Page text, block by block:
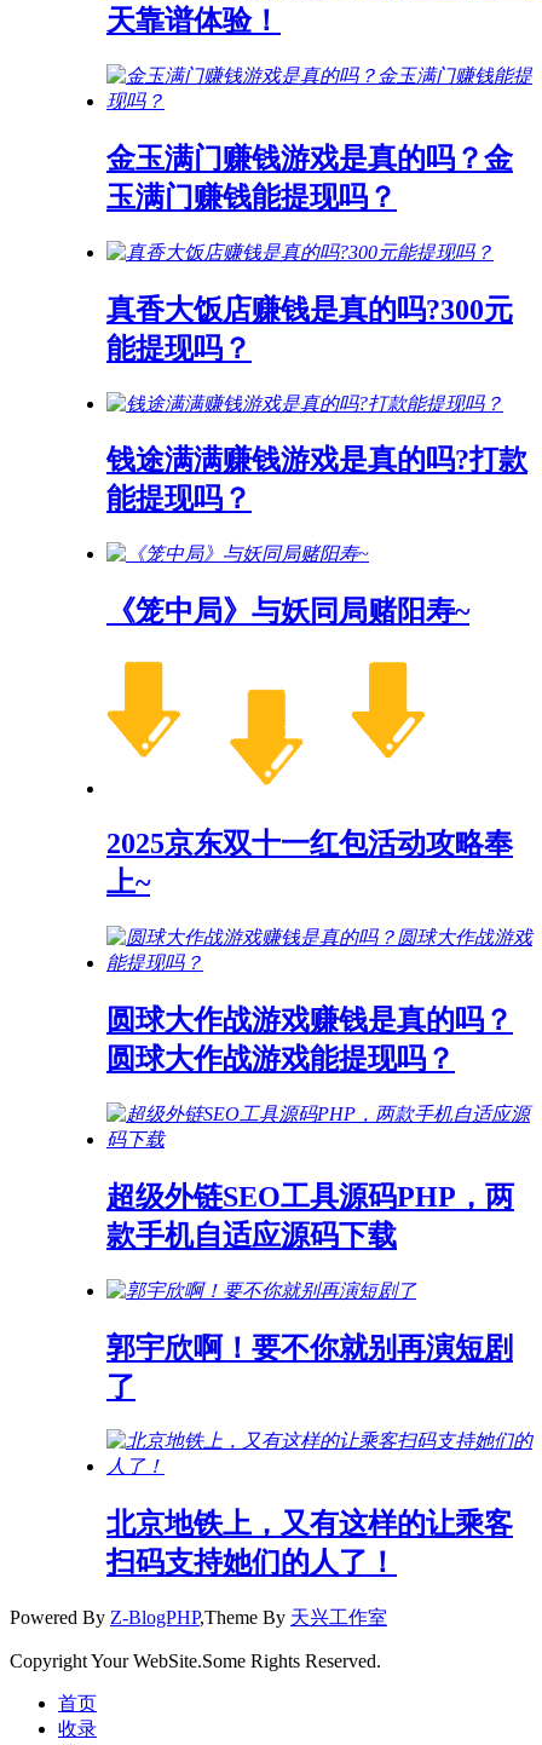
天靠谱体验！
金玉满门赚钱游戏是真的吗？金
玉满门赚钱能提现吗？
真香大饭店赚钱是真的吗?300元
能提现吗？
钱途满满赚钱游戏是真的吗?打款
能提现吗？
《笼中局》与妖同局赌阳寿~
2025京东双十一红包活动攻略奉
上~
圆球大作战游戏赚钱是真的吗？
圆球大作战游戏能提现吗？
超级外链SEO工具源码PHP，两
款手机自适应源码下载
郭宇欣啊！要不你就别再演短剧
了
北京地铁上，又有这样的让乘客
扫码支持她们的人了！
Powered By Z-BlogPHP,Theme By 天兴工作室
Copyright Your WebSite.Some Rights Reserved.
首页
收录